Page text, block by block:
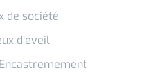
de société
d’éveil